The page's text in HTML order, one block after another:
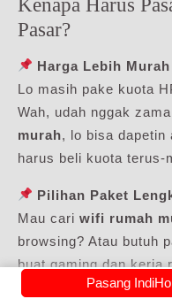
Pasar?
Harga Lebih
Lo masih pake kuota
Wah, udah nggak
murah, lo bisa dapetin
harus beli kuota terus-
Pilihan Paket
Mau cari wifi rumah
browsing? Atau butuh
buat gaming dan kerja
Pasang